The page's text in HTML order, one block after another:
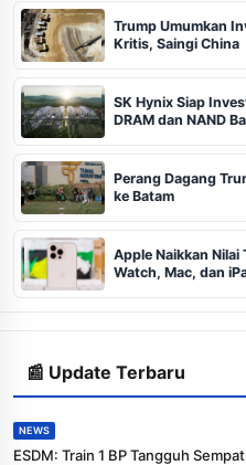
Trump Umumkan
Kritis, Saingi China
SK Hynix Siap
DRAM dan NAND
Perang Dagang
ke Batam
Apple Naikkan Nilai
Watch, Mac, dan
📰 Update Terbaru
NEWS
ESDM: Train 1 BP Tangguh